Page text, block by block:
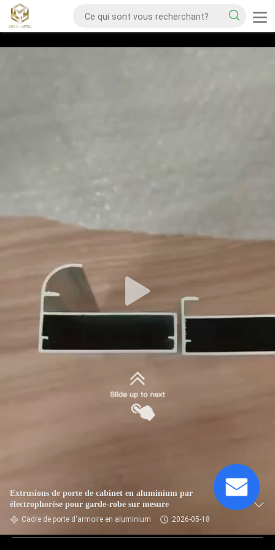
Extrusions de porte de cabinet en aluminium par
électrophorèse pour garde-robe sur mesure
Cadre de porte d'armoire en aluminium 2026-05-18